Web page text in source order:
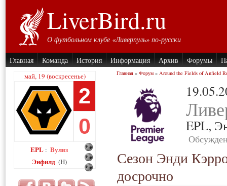
LiverBird.ru
О футбольном клубе «Ливерпуль» по-русски
Главная Команда История Информация Архив Форумы
май, 19 (воскресенье)
2
0
EPL : Вулвз
Энфилд (H)
Главная » Форум » Around the Fields of Anfield
EPL,
Сезон Энди
досрочно